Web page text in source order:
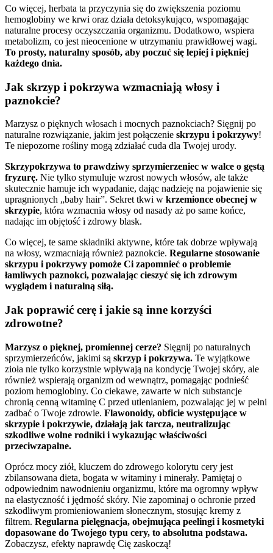
Co więcej, herbata ta przyczynia się do zwiększenia poziomu
hemoglobiny we krwi oraz działa detoksykująco, wspomagając
naturalne procesy oczyszczania organizmu. Dodatkowo, wspiera
metabolizm, co jest nieocenione w utrzymaniu prawidłowej wagi.
To prosty, naturalny sposób, aby poczuć się lepiej i piękniej
każdego dnia.
Jak skrzyp i pokrzywa wzmacniają włosy i
paznokcie?
Marzysz o pięknych włosach i mocnych paznokciach? Sięgnij po
naturalne rozwiązanie, jakim jest połączenie skrzypu i pokrzywy!
Te niepozorne rośliny mogą zdziałać cuda dla Twojej urody.
Skrzypokrzywa to prawdziwy sprzymierzeniec w walce o gęstą
fryzurę. Nie tylko stymuluje wzrost nowych włosów, ale także
skutecznie hamuje ich wypadanie, dając nadzieję na pojawienie się
upragnionych „baby hair”. Sekret tkwi w krzemionce obecnej w
skrzypie, która wzmacnia włosy od nasady aż po same końce,
nadając im objętość i zdrowy blask.
Co więcej, te same składniki aktywne, które tak dobrze wpływają
na włosy, wzmacniają również paznokcie. Regularne stosowanie
skrzypu i pokrzywy pomoże Ci zapomnieć o problemie
łamliwych paznokci, pozwalając cieszyć się ich zdrowym
wyglądem i naturalną siłą.
Jak poprawić cerę i jakie są inne korzyści
zdrowotne?
Marzysz o pięknej, promiennej cerze? Sięgnij po naturalnych
sprzymierzeńców, jakimi są skrzyp i pokrzywa. Te wyjątkowe
zioła nie tylko korzystnie wpływają na kondycję Twojej skóry, ale
również wspierają organizm od wewnątrz, pomagając podnieść
poziom hemoglobiny. Co ciekawe, zawarte w nich substancje
chronią cenną witaminę C przed utlenianiem, pozwalając jej w pełni
zadbać o Twoje zdrowie. Flawonoidy, obficie występujące w
skrzypie i pokrzywie, działają jak tarcza, neutralizując
szkodliwe wolne rodniki i wykazując właściwości
przeciwzapalne.
Oprócz mocy ziół, kluczem do zdrowego kolorytu cery jest
zbilansowana dieta, bogata w witaminy i minerały. Pamiętaj o
odpowiednim nawodnieniu organizmu, które ma ogromny wpływ
na elastyczność i jędrność skóry. Nie zapominaj o ochronie przed
szkodliwym promieniowaniem słonecznym, stosując kremy z
filtrem. Regularna pielęgnacja, obejmująca peelingi i kosmetyki
dopasowane do Twojego typu cery, to absolutna podstawa.
Zobaczysz, efekty naprawdę Cię zaskoczą!